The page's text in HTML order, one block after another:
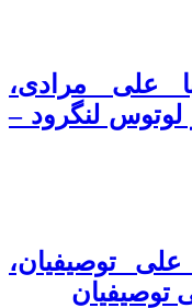
علی مرادی،
لوتوس لنگرود –
توصیفیان،
توصیفیان